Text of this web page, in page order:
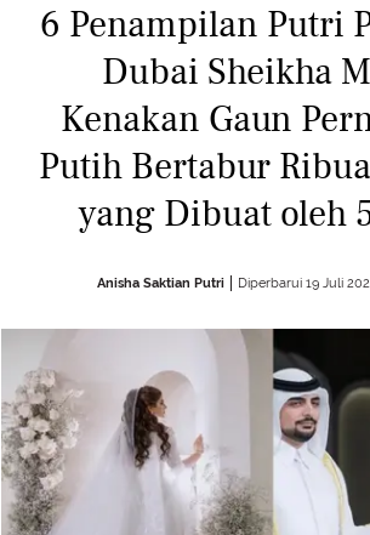
6 Penampilan Putri
Dubai Sheikha
Kenakan Gaun
Putih Bertabur
yang Dibuat oleh
Anisha Saktian Putri Diperbarui 19 Juli